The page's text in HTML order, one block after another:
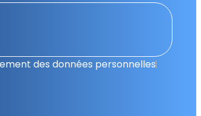
des données personnelles